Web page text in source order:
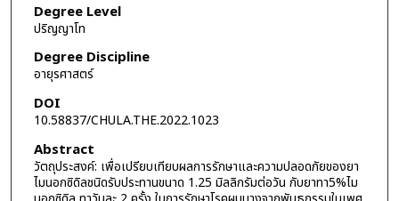
Degree Level
ปริญญาโท
Degree Discipline
อายุรศาสตร์
DOI
10.58837/CHULA.THE.2022.1023
Abstract
วัตถุประสงค์: เพื่อเปรียบเทียบผลการรักษาและความปลอดภัยของยา
ไมนอกซิดิลชนิดรับประทานขนาด 1.25 มิลลิกรัมต่อวัน กับยาทา5%ไม